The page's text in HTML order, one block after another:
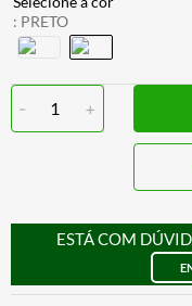
: PRETO
- 1 +
ESTÁ COM